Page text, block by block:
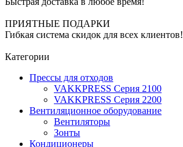
ПРИЯТНЫЕ ПОДАРКИ
Гибкая система скидок для всех клиентов!
Категории
Прессы для отходов
VAKKPRESS Серия 2100
VAKKPRESS Серия 2200
Вентиляционное оборудование
Вентиляторы
Зонты
Кондиционеры